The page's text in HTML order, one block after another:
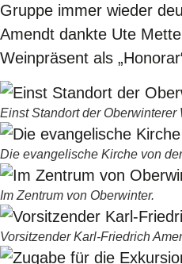
Gruppe immer wieder
Amendt dankte Ute
Weinpräsent als
Einst Standort der
Die evangelische Kirche von
Im Zentrum von Oberwinter.
Vorsitzender Karl-Friedrich